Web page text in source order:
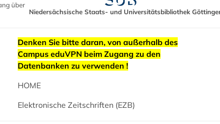
über
Niedersächsische Staats- und Universitätsbibliothek
Denken Sie bitte daran, von außerhalb des
Campus eduVPN beim Zugang zu den
Datenbanken zu verwenden !
HOME
Elektronische Zeitschriften (EZB)